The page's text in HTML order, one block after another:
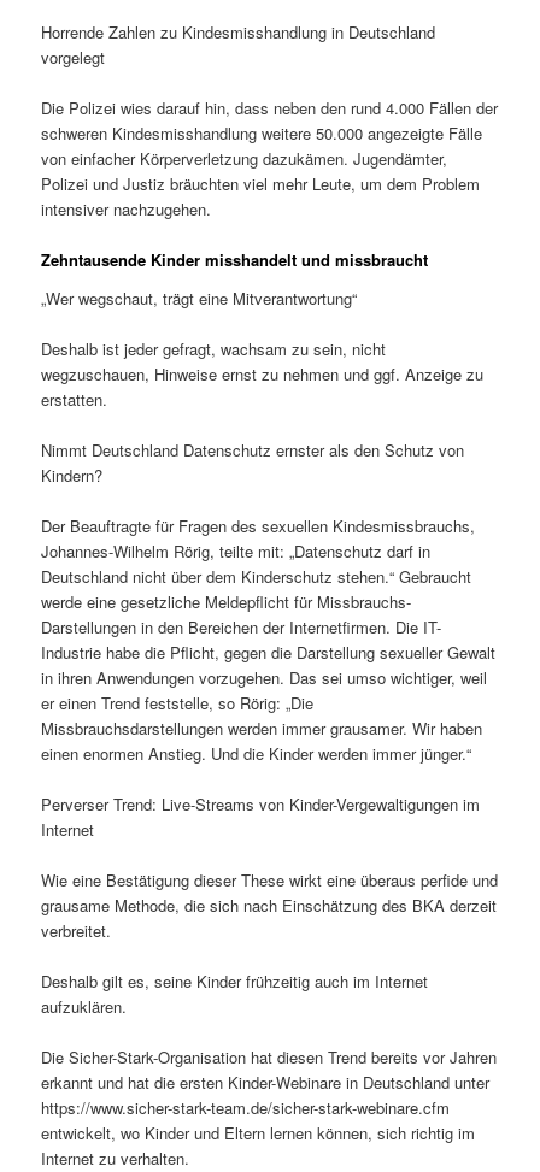
Horrende Zahlen zu Kindesmisshandlung in Deutschland
vorgelegt
Die Polizei wies darauf hin, dass neben den rund 4.000 Fällen der
schweren Kindesmisshandlung weitere 50.000 angezeigte Fälle
von einfacher Körperverletzung dazukämen. Jugendämter,
Polizei und Justiz bräuchten viel mehr Leute, um dem Problem
intensiver nachzugehen.
Zehntausende Kinder misshandelt und missbraucht
„Wer wegschaut, trägt eine Mitverantwortung“
Deshalb ist jeder gefragt, wachsam zu sein, nicht
wegzuschauen, Hinweise ernst zu nehmen und ggf. Anzeige zu
erstatten.
Nimmt Deutschland Datenschutz ernster als den Schutz von
Kindern?
Der Beauftragte für Fragen des sexuellen Kindesmissbrauchs,
Johannes-Wilhelm Rörig, teilte mit: „Datenschutz darf in
Deutschland nicht über dem Kinderschutz stehen.“ Gebraucht
werde eine gesetzliche Meldepflicht für Missbrauchs-
Darstellungen in den Bereichen der Internetfirmen. Die IT-
Industrie habe die Pflicht, gegen die Darstellung sexueller Gewalt
in ihren Anwendungen vorzugehen. Das sei umso wichtiger, weil
er einen Trend feststelle, so Rörig: „Die
Missbrauchsdarstellungen werden immer grausamer. Wir haben
einen enormen Anstieg. Und die Kinder werden immer jünger.“
Perverser Trend: Live-Streams von Kinder-Vergewaltigungen im
Internet
Wie eine Bestätigung dieser These wirkt eine überaus perfide und
grausame Methode, die sich nach Einschätzung des BKA derzeit
verbreitet.
Deshalb gilt es, seine Kinder frühzeitig auch im Internet
aufzuklären.
Die Sicher-Stark-Organisation hat diesen Trend bereits vor Jahren
erkannt und hat die ersten Kinder-Webinare in Deutschland unter
https://www.sicher-stark-team.de/sicher-stark-webinare.cfm
entwickelt, wo Kinder und Eltern lernen können, sich richtig im
Internet zu verhalten.